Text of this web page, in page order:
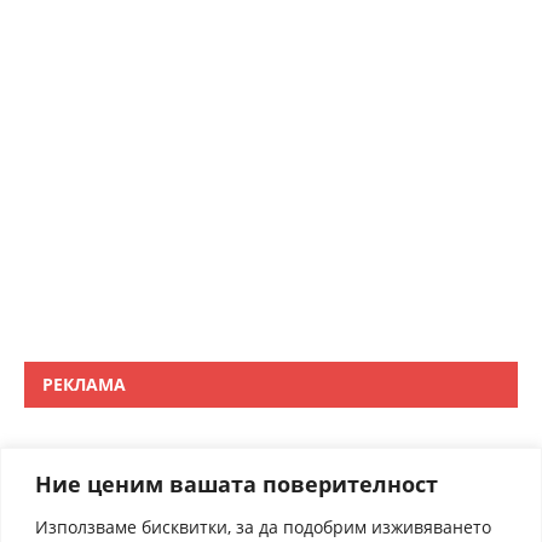
Ние ценим вашата поверителност
Използваме бисквитки, за да подобрим изживяването
РЕКЛАМА